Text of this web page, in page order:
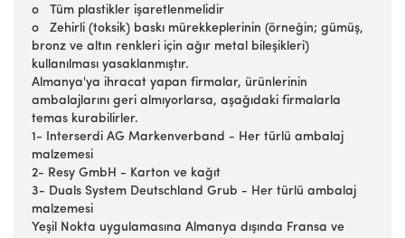
o Tüm plastikler işaretlenmelidir
o Zehirli (toksik) baskı mürekkeplerinin (örneğin; gümüş,
bronz ve altın renkleri için ağır metal bileşikleri)
kullanılması yasaklanmıştır.
Almanya'ya ihracat yapan firmalar, ürünlerinin
ambalajlarını geri almıyorlarsa, aşağıdaki firmalarla
temas kurabilirler.
1- Interserdi AG Markenverband - Her türlü ambalaj
malzemesi
2- Resy GmbH - Karton ve kağıt
3- Duals System Deutschland Grub - Her türlü ambalaj
malzemesi
Yeşil Nokta uygulamasına Almanya dışında Fransa ve